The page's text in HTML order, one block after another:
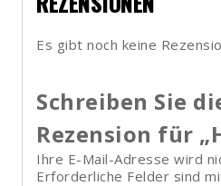
Es gibt noch keine
Schreiben Sie
Rezension für
Ihre E-Mail-Adresse wird
Erforderliche Felder sind